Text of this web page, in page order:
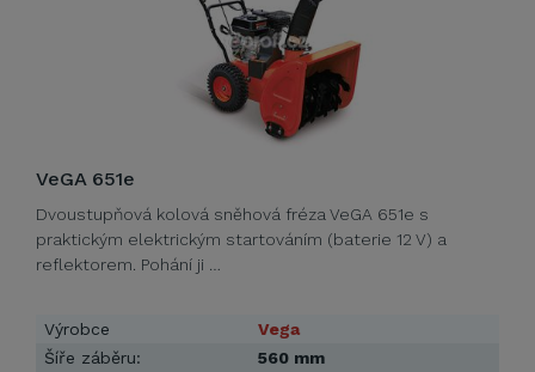
VeGA 651e
Dvoustupňová kolová sněhová fréza VeGA 651e s
praktickým elektrickým startováním (baterie 12 V) a
reflektorem. Pohání ji …
Výrobce
Vega
Šíře záběru:
560 mm